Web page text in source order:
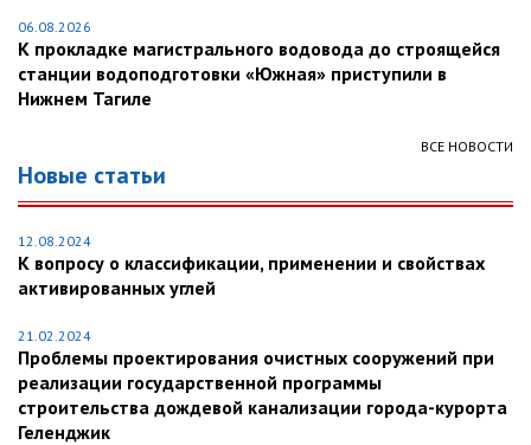
06.08.2026
К прокладке магистрального водовода до строящейся
станции водоподготовки «Южная» приступили в
Нижнем Тагиле
ВСЕ НОВОСТИ
Новые статьи
12.08.2024
К вопросу о классификации, применении и свойствах
активированных углей
21.02.2024
Проблемы проектирования очистных сооружений при
реализации государственной программы
строительства дождевой канализации города-курорта
Геленджик